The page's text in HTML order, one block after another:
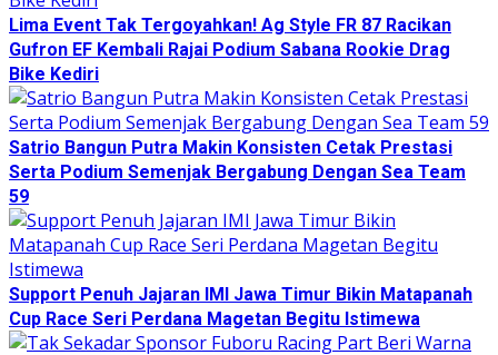
Lima Event Tak Tergoyahkan! Ag Style FR 87 Racikan
Gufron EF Kembali Rajai Podium Sabana Rookie Drag
Bike Kediri
Satrio Bangun Putra Makin Konsisten Cetak Prestasi
Serta Podium Semenjak Bergabung Dengan Sea Team
59
Support Penuh Jajaran IMI Jawa Timur Bikin Matapanah
Cup Race Seri Perdana Magetan Begitu Istimewa